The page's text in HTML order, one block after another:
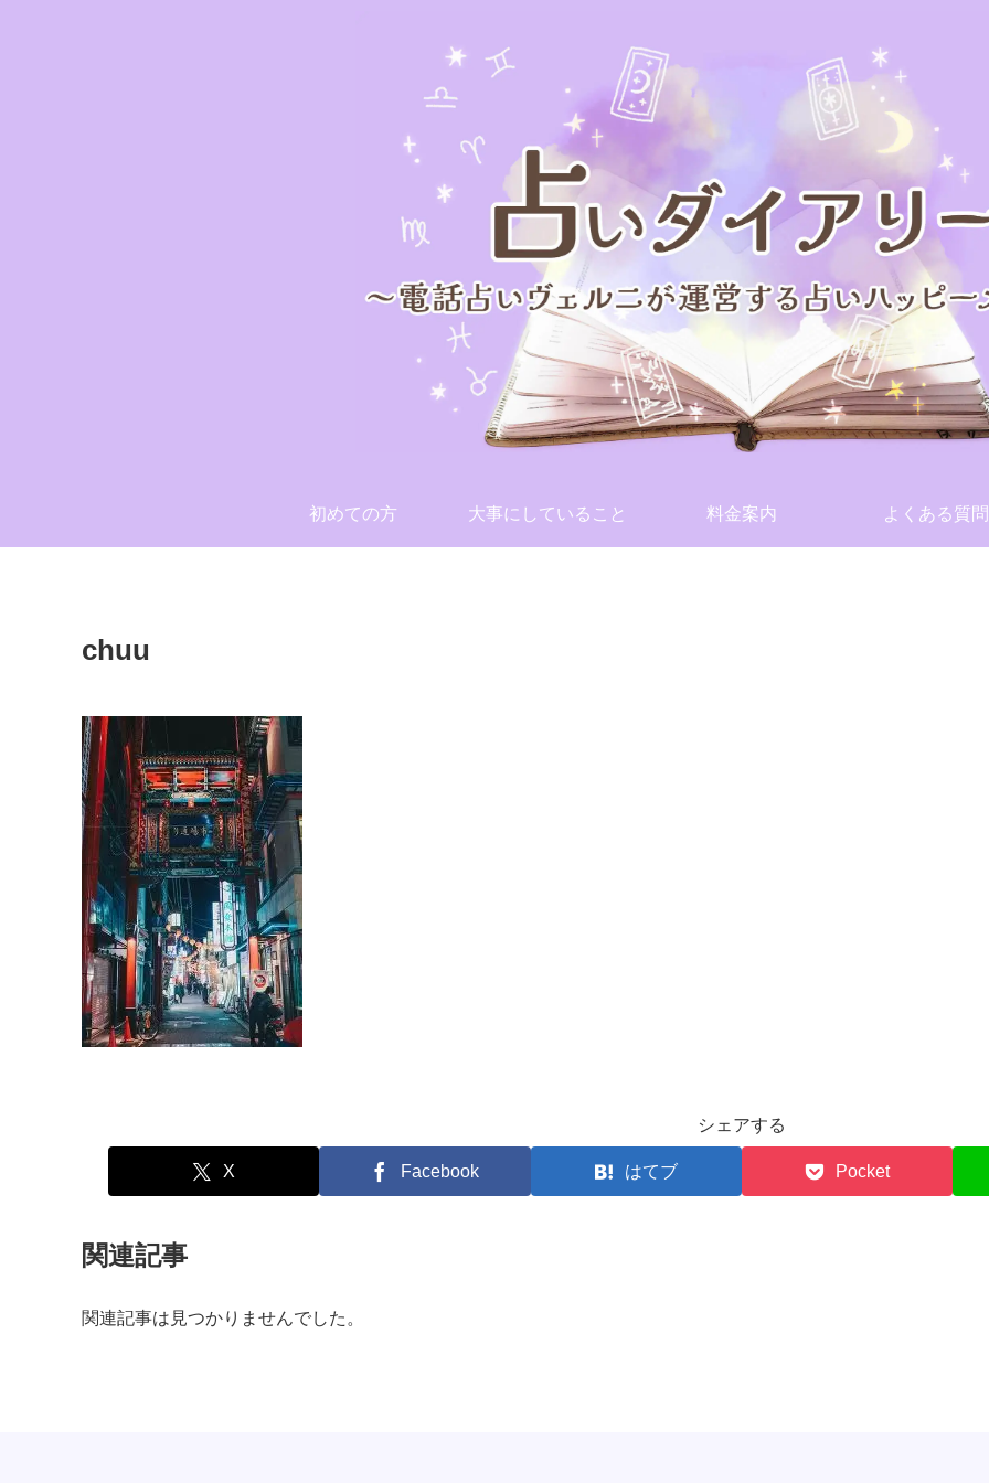
初めての方 大事にしていること 料金案内 よくある質問
chuu
シェアする
X Facebook はてブ Pocket
関連記事
関連記事は見つかりませんでした。